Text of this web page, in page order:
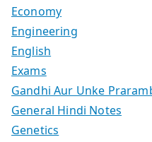
Economy
Engineering
English
Exams
Gandhi Aur Unke
General Hindi Notes
Genetics